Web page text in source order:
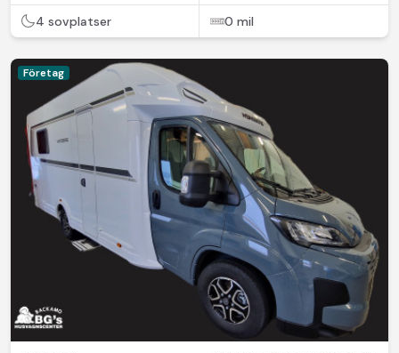
4 sovplatser 0 mil
Företag